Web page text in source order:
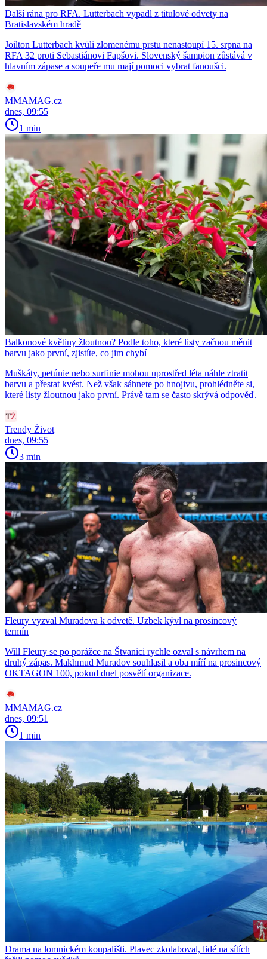
Další rána pro RFA. Lutterbach vypadl z titulové odvety na
Bratislavském hradě
Joilton Lutterbach kvůli zlomenému prstu nenastoupí 15. srpna na
RFA 32 proti Sebastiánovi Fapšovi. Slovenský šampion zůstává v
hlavním zápase a soupeře mu mají pomoci vybrat fanoušci.
MMAMAG.cz
dnes, 09:55
1 min
Balkonové květiny žloutnou? Podle toho, které listy začnou měnit
barvu jako první, zjistíte, co jim chybí
Muškáty, petúnie nebo surfinie mohou uprostřed léta náhle ztratit
barvu a přestat kvést. Než však sáhnete po hnojivu, prohlédněte si,
které listy žloutnou jako první. Právě tam se často skrývá odpověď.
Trendy Život
dnes, 09:55
3 min
Fleury vyzval Muradova k odvetě. Uzbek kývl na prosincový
termín
Will Fleury se po porážce na Štvanici rychle ozval s návrhem na
druhý zápas. Makhmud Muradov souhlasil a oba míří na prosincový
OKTAGON 100, pokud duel posvětí organizace.
MMAMAG.cz
dnes, 09:51
1 min
Drama na lomnickém koupališti. Plavec zkolaboval, lidé na sítích